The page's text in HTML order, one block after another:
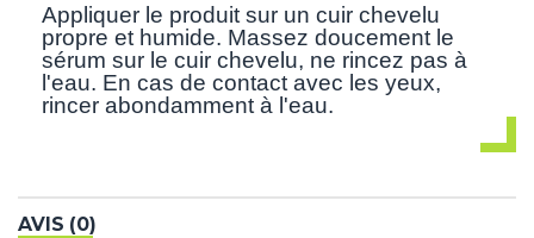
Appliquer le produit sur un cuir chevelu
propre et humide. Massez doucement le
sérum sur le cuir chevelu, ne rincez pas à
l'eau. En cas de contact avec les yeux,
rincer abondamment à l'eau.
AVIS (0)